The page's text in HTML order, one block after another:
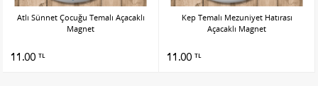
Atlı Sünnet Çocuğu Temalı Açacaklı
Magnet
11.00 TL
Kep Temalı Mezuniyet Hatırası
Açacaklı Magnet
11.00 TL